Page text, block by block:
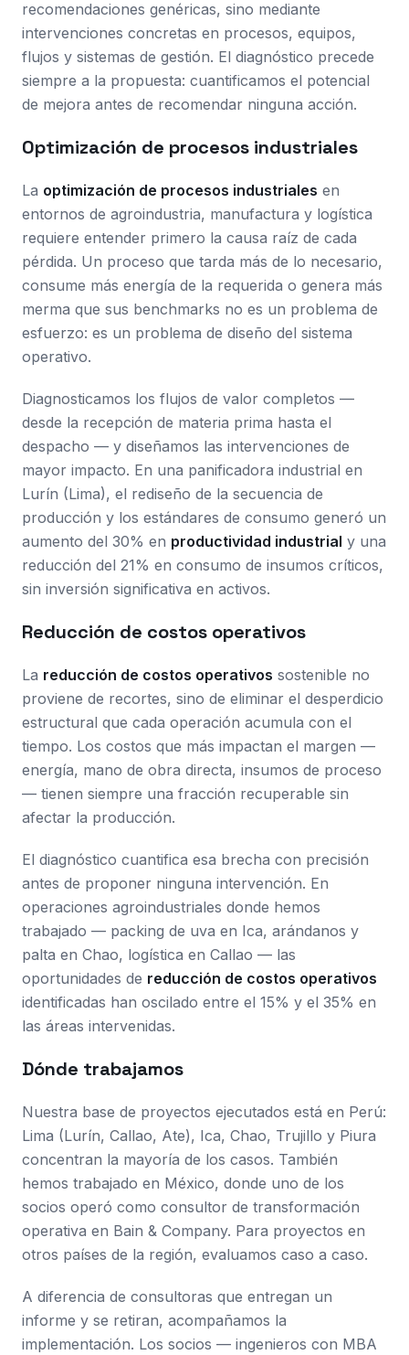
recomendaciones genéricas, sino mediante
intervenciones concretas en procesos, equipos,
flujos y sistemas de gestión. El diagnóstico precede
siempre a la propuesta: cuantificamos el potencial
de mejora antes de recomendar ninguna acción.
Optimización de procesos industriales
La optimización de procesos industriales en
entornos de agroindustria, manufactura y logística
requiere entender primero la causa raíz de cada
pérdida. Un proceso que tarda más de lo necesario,
consume más energía de la requerida o genera más
merma que sus benchmarks no es un problema de
esfuerzo: es un problema de diseño del sistema
operativo.
Diagnosticamos los flujos de valor completos —
desde la recepción de materia prima hasta el
despacho — y diseñamos las intervenciones de
mayor impacto. En una panificadora industrial en
Lurín (Lima), el rediseño de la secuencia de
producción y los estándares de consumo generó un
aumento del 30% en productividad industrial y una
reducción del 21% en consumo de insumos críticos,
sin inversión significativa en activos.
Reducción de costos operativos
La reducción de costos operativos sostenible no
proviene de recortes, sino de eliminar el desperdicio
estructural que cada operación acumula con el
tiempo. Los costos que más impactan el margen —
energía, mano de obra directa, insumos de proceso
— tienen siempre una fracción recuperable sin
afectar la producción.
El diagnóstico cuantifica esa brecha con precisión
antes de proponer ninguna intervención. En
operaciones agroindustriales donde hemos
trabajado — packing de uva en Ica, arándanos y
palta en Chao, logística en Callao — las
oportunidades de reducción de costos operativos
identificadas han oscilado entre el 15% y el 35% en
las áreas intervenidas.
Dónde trabajamos
Nuestra base de proyectos ejecutados está en Perú:
Lima (Lurín, Callao, Ate), Ica, Chao, Trujillo y Piura
concentran la mayoría de los casos. También
hemos trabajado en México, donde uno de los
socios operó como consultor de transformación
operativa en Bain & Company. Para proyectos en
otros países de la región, evaluamos caso a caso.
A diferencia de consultoras que entregan un
informe y se retiran, acompañamos la
implementación. Los socios — ingenieros con MBA